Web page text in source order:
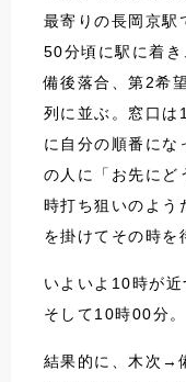
最寄りの長岡京駅
50分頃に駅に着
備後落合、第2希
列に並ぶ。窓口は
に自分の順番にな
の人に「お先にど
時打ち狙いのよう
を掛けてその時を
いよいよ10時が
そして10時00分。
結果的に、木次→